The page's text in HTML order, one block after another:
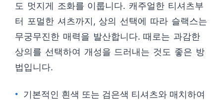
도 멋지게 조화를 이룹니다. 캐주얼한 티셔츠부
터 포멀한 셔츠까지, 상의 선택에 따라 슬랙스는
무궁무진한 매력을 발산합니다. 때로는 과감한
상의를 선택하여 개성을 드러내는 것도 좋은 방
법입니다.
기본적인 흰색 또는 검은색 티셔츠와 매치하여